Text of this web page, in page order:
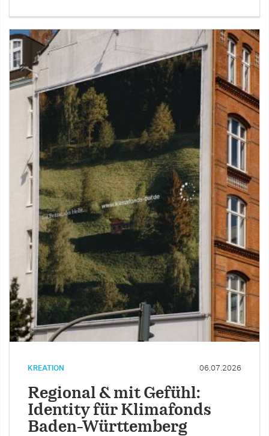
KREATION 06.07.2026
Regional & mit Gefühl:
Identity für Klimafonds
Baden-Württemberg